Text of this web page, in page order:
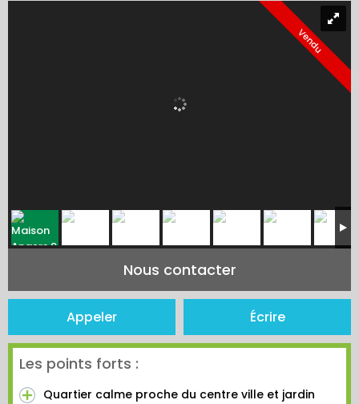
Vendu
Nous contacter
Appeler Écrire
Les points forts :
Quartier calme proche du centre ville et jardin